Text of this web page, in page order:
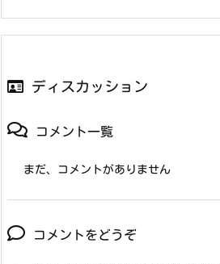
ディスカッション
コメント一覧
まだ、コメントがありません
コメントをどうぞ